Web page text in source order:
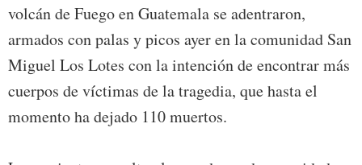
volcán de Fuego en Guatemala se adentraron,
armados con palas y picos ayer en la comunidad San
Miguel Los Lotes con la intención de encontrar más
cuerpos de víctimas de la tragedia, que hasta el
momento ha dejado 110 muertos.